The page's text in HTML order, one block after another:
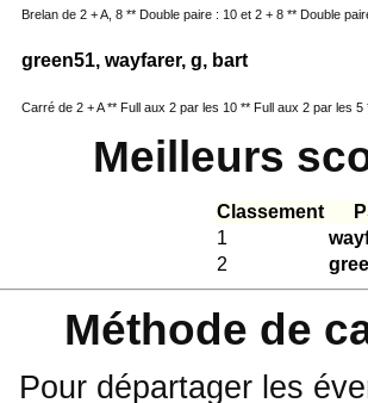
Brelan de 2 + A, 8 ** Double paire : 10 et 2 + 8 ** Double
green51, wayfarer, g, bart
Carré de 2 + A ** Full aux 2 par les 10 ** Full aux 2 par les
Meilleurs
Classement
1
2
Méthode de
Pour départager les